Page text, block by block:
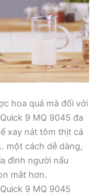
hoa quả mà đối với
9 MQ 9045 đa
xay nát tôm thịt cá
một cách dễ dàng,
đình người nấu
mắt hơn.
9 MQ 9045